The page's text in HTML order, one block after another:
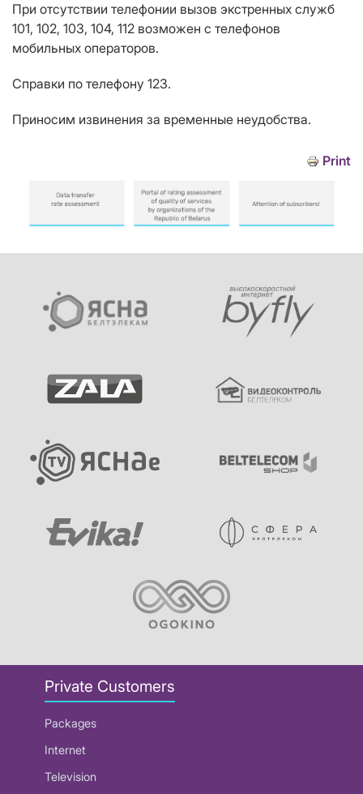
При отсутствии телефонии вызов экстренных служб
101, 102, 103, 104, 112 возможен с телефонов
мобильных операторов.
Справки по телефону 123.
Приносим извинения за временные неудобства.
Print
Private Customers
Packages
Internet
Television